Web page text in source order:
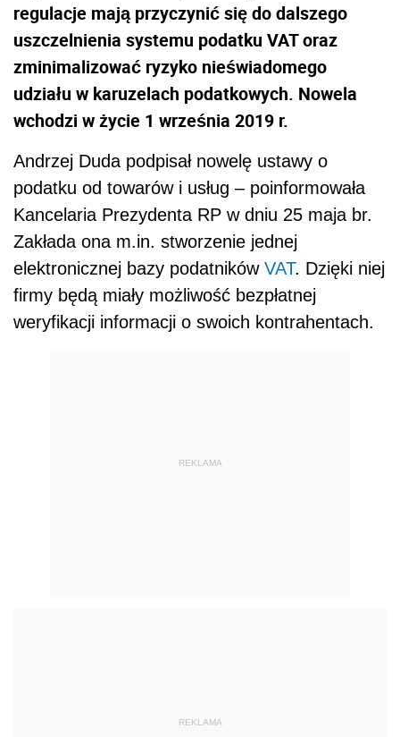
regulacje mają przyczynić się do dalszego
uszczelnienia systemu podatku VAT oraz
zminimalizować ryzyko nieświadomego
udziału w karuzelach podatkowych. Nowela
wchodzi w życie 1 września 2019 r.
Andrzej Duda podpisał nowelę ustawy o
podatku od towarów i usług – poinformowała
Kancelaria Prezydenta RP w dniu 25 maja br.
Zakłada ona m.in. stworzenie jednej
elektronicznej bazy podatników VAT. Dzięki niej
firmy będą miały możliwość bezpłatnej
weryfikacji informacji o swoich kontrahentach.
REKLAMA
REKLAMA